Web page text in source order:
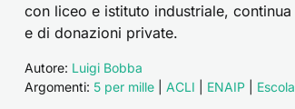
con liceo e istituto industriale,
e di donazioni private.
Autore: Luigi Bobba
Argomenti: 5 per mille ACLI ENAIP